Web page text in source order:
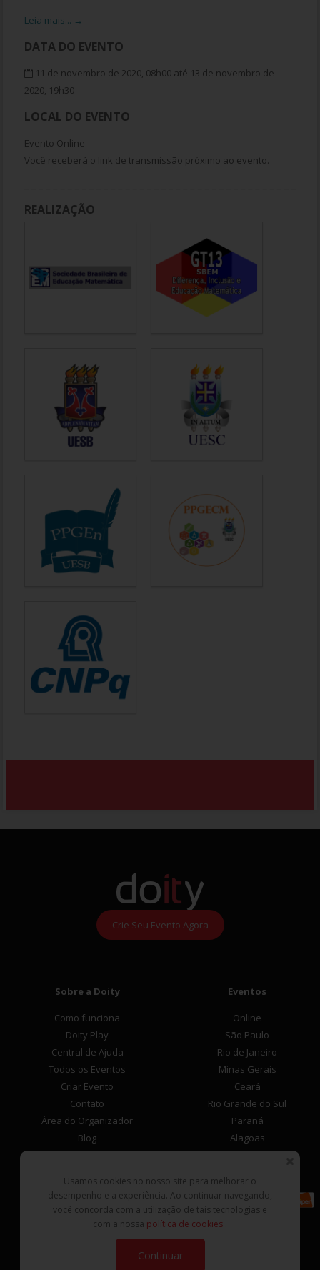
Leia mais... →
DATA DO EVENTO
11 de novembro de 2020, 08h00 até 13 de novembro de
2020, 19h30
LOCAL DO EVENTO
Evento Online
Você receberá o link de transmissão próximo ao evento.
REALIZAÇÃO
Crie Seu Evento Agora
Sobre a Doity
Como funciona
Doity Play
Central de Ajuda
Todos os Eventos
Criar Evento
Contato
Área do Organizador
Blog
Eventos
Online
São Paulo
Rio de Janeiro
Minas Gerais
Ceará
Rio Grande do Sul
Paraná
Alagoas
Área do Participante
Central de Ajuda
Denunciar este evento
Formas de Pagamento
Usamos cookies no nosso site para melhorar o
desempenho e a experiência. Ao continuar navegando,
você concorda com a utilização de tais tecnologias e
com a nossa política de cookies
Continuar